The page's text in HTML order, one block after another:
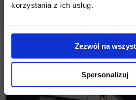
korzystania z ich usług.
Zezwól na
Spersonalizuj